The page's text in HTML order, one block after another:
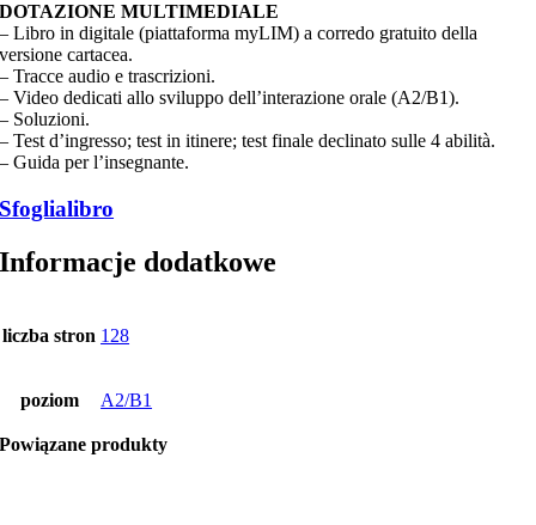
DOTAZIONE MULTIMEDIALE
– Libro in digitale (piattaforma myLIM) a corredo gratuito della
versione cartacea.
– Tracce audio e trascrizioni.
– Video dedicati allo sviluppo dell’interazione orale (A2/B1).
– Soluzioni.
– Test d’ingresso; test in itinere; test finale declinato sulle 4 abilità.
– Guida per l’insegnante.
Sfoglialibro
Informacje dodatkowe
liczba stron 128
poziom A2/B1
Powiązane produkty